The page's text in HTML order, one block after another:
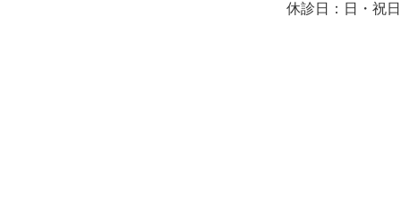
休診日：日・祝日